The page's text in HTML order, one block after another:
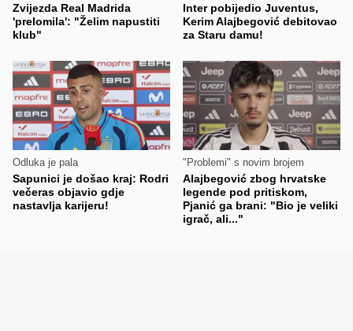
Zvijezda Real Madrida
'prelomila': "Želim napustiti
klub"
Inter pobijedio Juventus,
Kerim Alajbegović debitovao
za Staru damu!
Odluka je pala
Sapunici je došao kraj: Rodri
večeras objavio gdje
nastavlja karijeru!
"Problemi" s novim brojem
Alajbegović zbog hrvatske
legende pod pritiskom,
Pjanić ga brani: "Bio je veliki
igrač, ali..."